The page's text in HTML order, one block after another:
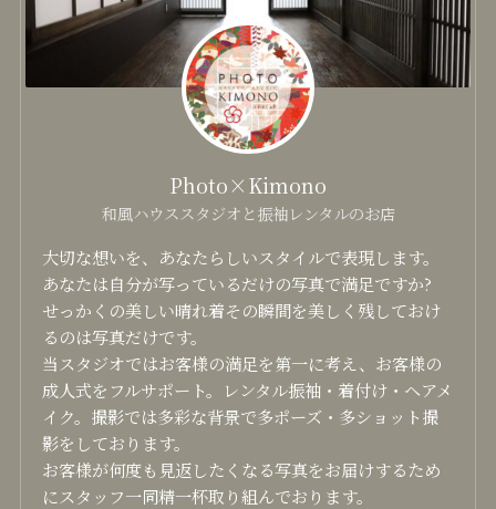
Photo×Kimono
和風ハウススタジオと振袖レンタルのお店
大切な想いを、あなたらしいスタイルで表現します。
あなたは自分が写っているだけの写真で満足ですか?
せっかくの美しい晴れ着その瞬間を美しく残しておけ
るのは写真だけです。
当スタジオではお客様の満足を第一に考え、お客様の
成人式をフルサポート。レンタル振袖・着付け・ヘアメ
イク。撮影では多彩な背景で多ポーズ・多ショット撮
影をしております。
お客様が何度も見返したくなる写真をお届けするため
にスタッフ一同精一杯取り組んでおります。